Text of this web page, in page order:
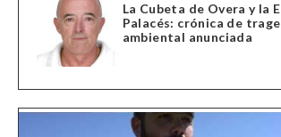
La Cubeta de Overa y la
Palacés: crónica de
ambiental anunciada